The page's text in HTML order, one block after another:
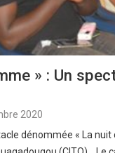
» : Un
2020
dénommée « La